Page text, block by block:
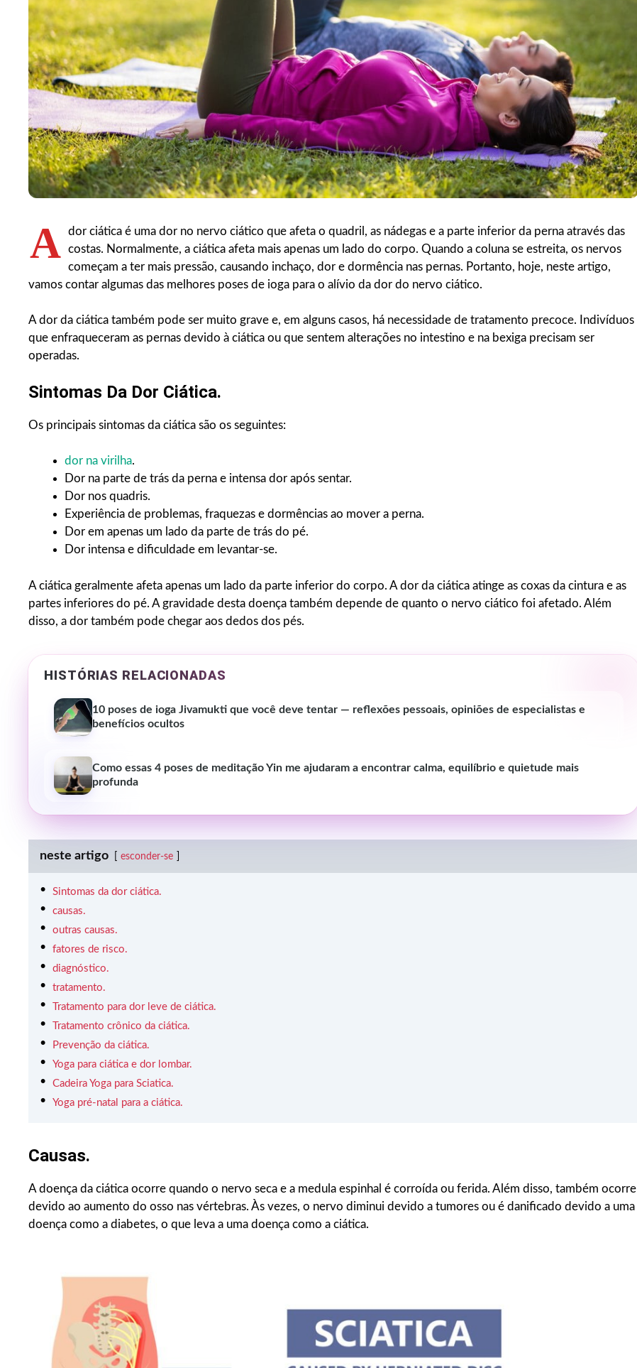
A dor ciática é uma dor no nervo ciático que afeta o quadril, as nádegas e a parte inferior da perna através das
costas. Normalmente, a ciática afeta mais apenas um lado do corpo. Quando a coluna se estreita, os nervos
começam a ter mais pressão, causando inchaço, dor e dormência nas pernas. Portanto, hoje, neste artigo,
vamos contar algumas das melhores poses de ioga para o alívio da dor do nervo ciático.
A dor da ciática também pode ser muito grave e, em alguns casos, há necessidade de tratamento precoce. Indivíduos
que enfraqueceram as pernas devido à ciática ou que sentem alterações no intestino e na bexiga precisam ser
operadas.
Sintomas Da Dor Ciática.
Os principais sintomas da ciática são os seguintes:
dor na virilha.
Dor na parte de trás da perna e intensa dor após sentar.
Dor nos quadris.
Experiência de problemas, fraquezas e dormências ao mover a perna.
Dor em apenas um lado da parte de trás do pé.
Dor intensa e dificuldade em levantar-se.
A ciática geralmente afeta apenas um lado da parte inferior do corpo. A dor da ciática atinge as coxas da cintura e as
partes inferiores do pé. A gravidade desta doença também depende de quanto o nervo ciático foi afetado. Além
disso, a dor também pode chegar aos dedos dos pés.
HISTÓRIAS RELACIONADAS
10 poses de ioga Jivamukti que você deve tentar — reflexões pessoais, opiniões de especialistas e
benefícios ocultos
Como essas 4 poses de meditação Yin me ajudaram a encontrar calma, equilíbrio e quietude mais
profunda
neste artigo esconder-se
Sintomas da dor ciática.
causas.
outras causas.
fatores de risco.
diagnóstico.
tratamento.
Tratamento para dor leve de ciática.
Tratamento crônico da ciática.
Prevenção da ciática.
Yoga para ciática e dor lombar.
Cadeira Yoga para Sciatica.
Yoga pré-natal para a ciática.
Causas.
A doença da ciática ocorre quando o nervo seca e a medula espinhal é corroída ou ferida. Além disso, também ocorre
devido ao aumento do osso nas vértebras. Às vezes, o nervo diminui devido a tumores ou é danificado devido a uma
doença como a diabetes, o que leva a uma doença como a ciática.